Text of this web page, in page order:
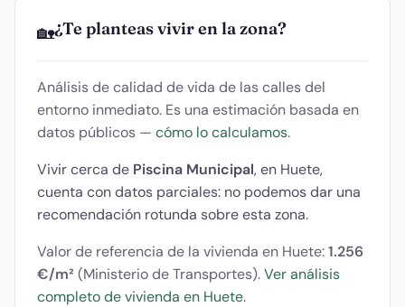
🏡¿Te planteas vivir en la zona?
Análisis de calidad de vida de las calles del
entorno inmediato. Es una estimación basada en
datos públicos — cómo lo calculamos.
Vivir cerca de Piscina Municipal, en Huete,
cuenta con datos parciales: no podemos dar una
recomendación rotunda sobre esta zona.
Valor de referencia de la vivienda en Huete:1.256
€/m² (Ministerio de Transportes).Ver análisis
completo de vivienda en Huete.